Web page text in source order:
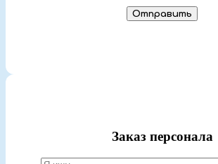
Заказ персонала